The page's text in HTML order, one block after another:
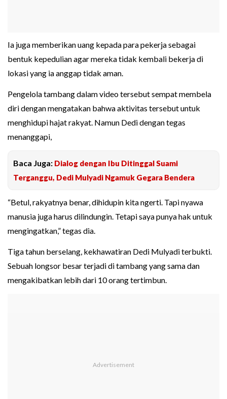
Ia juga memberikan uang kepada para pekerja sebagai
bentuk kepedulian agar mereka tidak kembali bekerja di
lokasi yang ia anggap tidak aman.
Pengelola tambang dalam video tersebut sempat membela
diri dengan mengatakan bahwa aktivitas tersebut untuk
menghidupi hajat rakyat. Namun Dedi dengan tegas
menanggapi,
Baca Juga: Dialog dengan Ibu Ditinggal Suami
Terganggu, Dedi Mulyadi Ngamuk Gegara Bendera
“Betul, rakyatnya benar, dihidupin kita ngerti. Tapi nyawa
manusia juga harus dilindungin. Tetapi saya punya hak untuk
mengingatkan,” tegas dia.
Tiga tahun berselang, kekhawatiran Dedi Mulyadi terbukti.
Sebuah longsor besar terjadi di tambang yang sama dan
mengakibatkan lebih dari 10 orang tertimbun.